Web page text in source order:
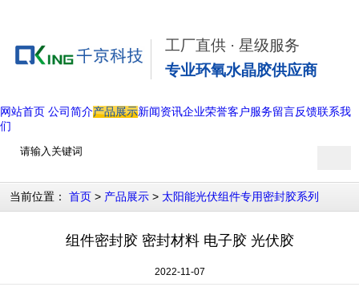
工厂直供 · 星级服务
专业环氧水晶胶供应商
网站首页 公司简介产品展示新闻资讯企业荣誉客户服务留言反馈联系我
们
当前位置： 首页 > 产品展示 > 太阳能光伏组件专用密封胶系列
组件密封胶 密封材料 电子胶 光伏胶
2022-11-07